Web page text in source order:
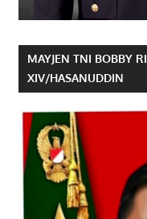
MAYJEN TNI BOBBY
XIV/HASANUDDIN